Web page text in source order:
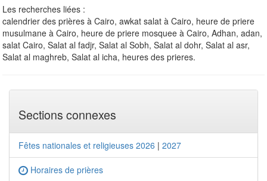
Les recherches liées :
calendrier des prières à Cairo, awkat salat à Cairo, heure de priere
musulmane à Cairo, heure de priere mosquee à Cairo, Adhan, adan,
salat Cairo, Salat al fadjr, Salat al Sobh, Salat al dohr, Salat al asr,
Salat al maghreb, Salat al icha, heures des prieres.
Sections connexes
Fêtes nationales et religieuses 2026 | 2027
Horaires de prières